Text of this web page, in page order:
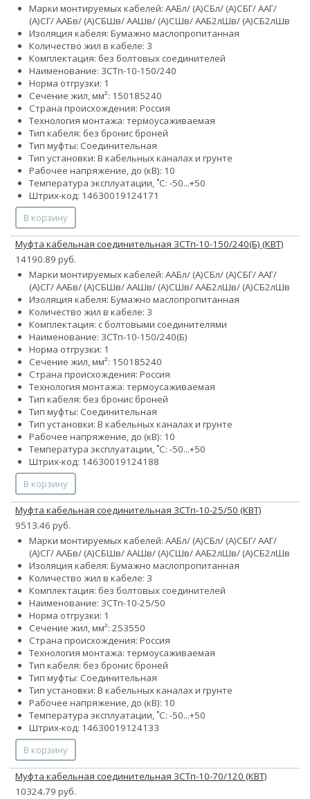
Марки монтируемых кабелей: ААБл/ (А)СБл/ (А)СБГ/ ААГ/
(А)СГ/ ААБв/ (А)СБШв/ ААШв/ (А)СШв/ ААБ2лШв/ (А)СБ2лШв
Изоляция кабеля: Бумажно маслопропитанная
Количество жил в кабеле: 3
Комплектация: без болтовых соединителей
Наименование: 3СТп-10-150/240
Норма отгрузки: 1
Сечение жил, мм²: 150185240
Страна происхождения: Россия
Технология монтажа: термоусаживаемая
Тип кабеля: без бронис броней
Тип муфты: Соединительная
Тип установки: В кабельных каналах и грунте
Рабочее напряжение, до (кВ): 10
Температура эксплуатации, ˚С: -50...+50
Штрих-код: 14630019124171
В корзину
Муфта кабельная соединительная 3СТп-10-150/240(Б) (КВТ)
14190.89 руб.
Марки монтируемых кабелей: ААБл/ (А)СБл/ (А)СБГ/ ААГ/
(А)СГ/ ААБв/ (А)СБШв/ ААШв/ (А)СШв/ ААБ2лШв/ (А)СБ2лШв
Изоляция кабеля: Бумажно маслопропитанная
Количество жил в кабеле: 3
Комплектация: с болтовыми соединителями
Наименование: 3СТп-10-150/240(Б)
Норма отгрузки: 1
Сечение жил, мм²: 150185240
Страна происхождения: Россия
Технология монтажа: термоусаживаемая
Тип кабеля: без бронис броней
Тип муфты: Соединительная
Тип установки: В кабельных каналах и грунте
Рабочее напряжение, до (кВ): 10
Температура эксплуатации, ˚С: -50...+50
Штрих-код: 14630019124188
В корзину
Муфта кабельная соединительная 3СТп-10-25/50 (КВТ)
9513.46 руб.
Марки монтируемых кабелей: ААБл/ (А)СБл/ (А)СБГ/ ААГ/
(А)СГ/ ААБв/ (А)СБШв/ ААШв/ (А)СШв/ ААБ2лШв/ (А)СБ2лШв
Изоляция кабеля: Бумажно маслопропитанная
Количество жил в кабеле: 3
Комплектация: без болтовых соединителей
Наименование: 3СТп-10-25/50
Норма отгрузки: 1
Сечение жил, мм²: 253550
Страна происхождения: Россия
Технология монтажа: термоусаживаемая
Тип кабеля: без бронис броней
Тип муфты: Соединительная
Тип установки: В кабельных каналах и грунте
Рабочее напряжение, до (кВ): 10
Температура эксплуатации, ˚С: -50...+50
Штрих-код: 14630019124133
В корзину
Муфта кабельная соединительная 3СТп-10-70/120 (КВТ)
10324.79 руб.